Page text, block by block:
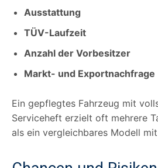
Ausstattung
TÜV-Laufzeit
Anzahl der Vorbesitzer
Markt- und Exportnachfrage
Ein gepflegtes Fahrzeug mit
Serviceheft erzielt oft mehrere
als ein vergleichbares Modell